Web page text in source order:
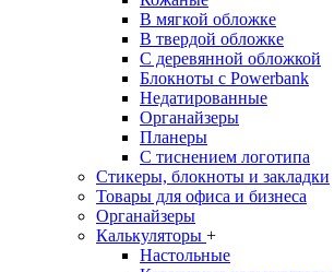
В мягкой обложке
В твердой обложке
С деревянной обложкой
Блокноты с Powerbank
Недатированные
Органайзеры
Планеры
С тиснением логотипа
Стикеры, блокноты и закладки
Товары для офиса и бизнеса
Органайзеры
Калькуляторы +
Настольные